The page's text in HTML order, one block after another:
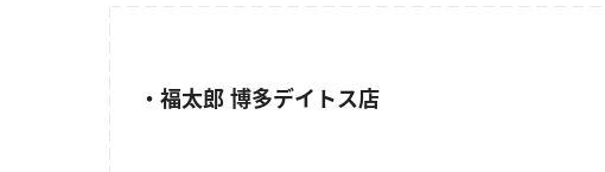
・福太郎 博多デイトス店